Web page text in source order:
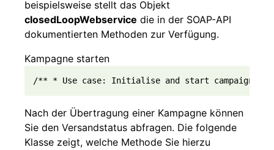
beispielsweise stellt das Objekt
closedLoopWebservice die in der SOAP-API
dokumentierten Methoden zur Verfügung.
Kampagne starten
Nach der Übertragung einer Kampagne können
Sie den Versandstatus abfragen. Die folgende
Klasse zeigt, welche Methode Sie hierzu